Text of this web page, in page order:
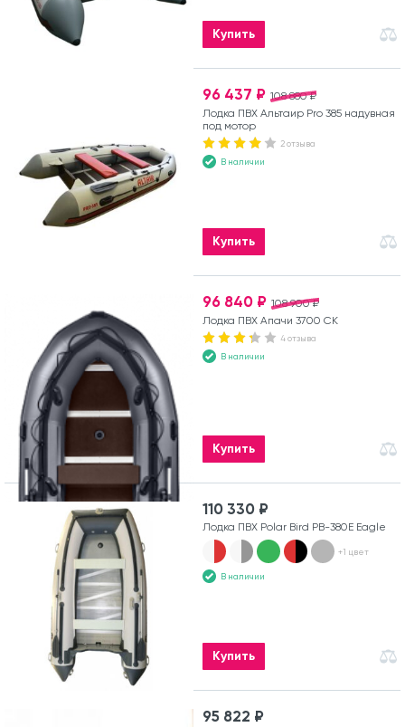
Купить
108 880 ₽
96 437 ₽
Лодка ПВХ Альтаир Pro 385 надувная
под мотор
2 отзыва
В наличии
Купить
108 900 ₽
96 840 ₽
Лодка ПВХ Апачи 3700 СК
4 отзыва
В наличии
Купить
110 330 ₽
Лодка ПВХ Polar Bird PB-380E Eagle
+1 цвет
В наличии
Купить
95 822 ₽